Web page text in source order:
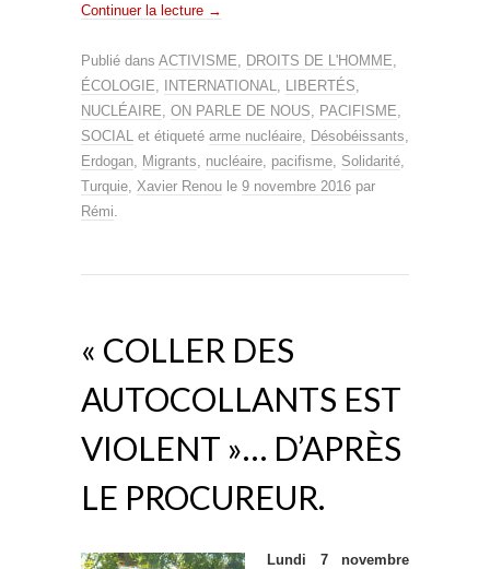
Continuer la lecture →
Publié dans ACTIVISME DROITS DE L'HOMME
ÉCOLOGIE
INTERNATIONAL LIBERTÉS
NUCLÉAIRE ON PARLE DE NOUS PACIFISME
SOCIAL
et étiqueté arme nucléaire Désobéissants
Erdogan
Migrants nucléaire pacifisme Solidarité
Turquie Xavier Renou le 9 novembre 2016 par
Rémi
« COLLER DES
AUTOCOLLANTS EST
VIOLENT »… D’APRÈS
LE PROCUREUR.
Lundi 7novembre